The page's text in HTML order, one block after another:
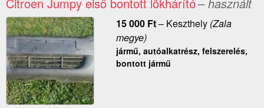
Citroen Jumpy első bontott lökhárító– használt
15 000 Ft– Keszthely(Zala
megye)
jármű, autóalkatrész, felszerelés,
bontott jármű